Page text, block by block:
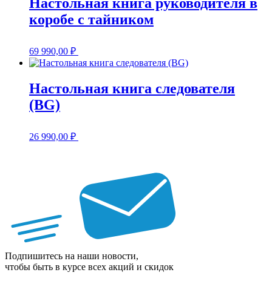
коробе с тайником
69 990,00 ₽
Настольная книга следователя
(BG)
26 990,00 ₽
Подпишитесь на наши новости,
чтобы быть в курсе всех акций и скидок